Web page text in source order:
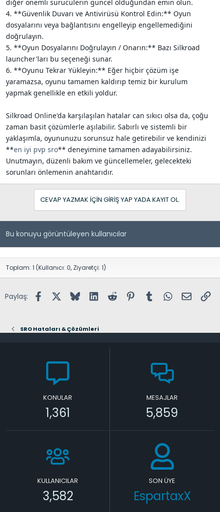
diğer önemli sürücülerin güncel olduğundan emin olun.
4. **Güvenlik Duvarı ve Antivirüsü Kontrol Edin:** Oyun
dosyalarını veya bağlantısını engelleyip engellemediğini
doğrulayın.
5. **Oyun Dosyalarını Doğrulayın / Onarın:** Bazı Silkroad
launcher'ları bu seçeneği sunar.
6. **Oyunu Tekrar Yükleyin:** Eğer hiçbir çözüm işe
yaramazsa, oyunu tamamen kaldırıp temiz bir kurulum
yapmak genellikle en etkili yoldur.
Silkroad Online'da karşılaşılan hatalar can sıkıcı olsa da, çoğu
zaman basit çözümlerle aşılabilir. Sabırlı ve sistemli bir
yaklaşımla, oyununuzu sorunsuz hale getirebilir ve kendinizi
**en iyi pvp sro** deneyimine tamamen adayabilirsiniz.
Unutmayın, düzenli bakım ve güncellemeler, gelecekteki
sorunları önlemenin anahtarıdır.
CEVAP YAZMAK IÇIN GIRIŞ YAP YADA KAYIT OL.
Bu konuyu görüntüleyen kullanıcılar
Toplam: 1 (Kullanıcı: 0, Ziyaretçi: 1)
Paylaş: FacebookX (Twitter)
BlueskyLinkedInReddit PinterestTumblr WhatsApp
E-posta
SRO Hataları & Çözümleri
KONULAR
1,361
MESAJLAR
5,859
KULLANICILAR
3,582
SON ÜYE
EspartaxX